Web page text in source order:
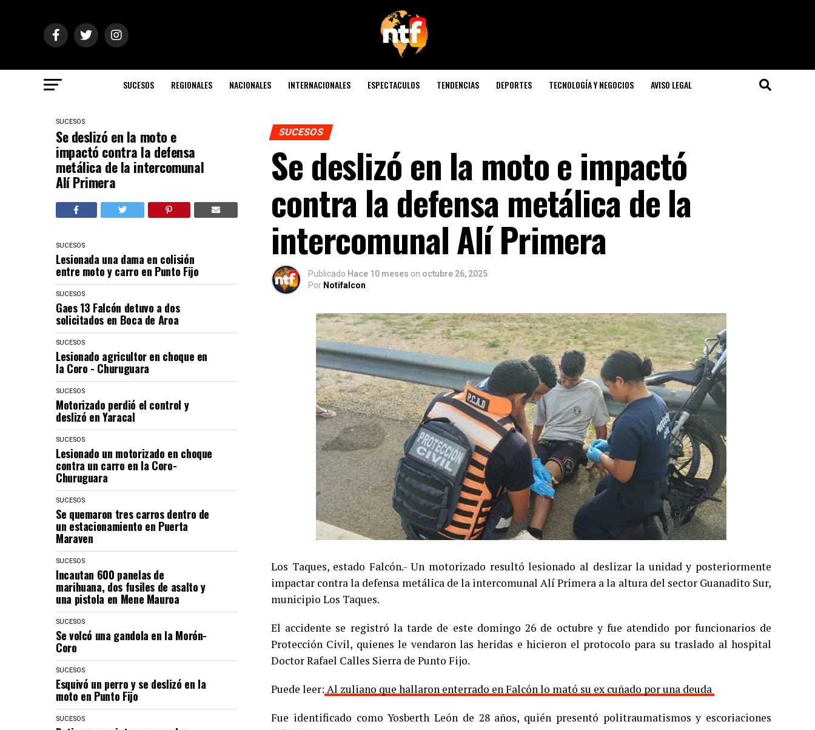
SUCESOS REGIONALES NACIONALES INTERNACIONALES ESPECTACULOS TENDENCIAS DEPORTES TECNOLOGÍA Y NEGOCIOS AVISO LEGAL
SUCESOS
Se deslizó en la moto e
impactó contra la defensa
metálica de la intercomunal
Alí Primera
SUCESOS
Lesionada una dama en colisión
entre moto y carro en Punto Fijo
SUCESOS
Gaes 13 Falcón detuvo a dos
solicitados en Boca de Aroa
SUCESOS
Lesionado agricultor en choque en
la Coro - Churuguara
SUCESOS
Motorizado perdió el control y
deslizó en Yaracal
SUCESOS
Lesionado un motorizado en choque
contra un carro en la Coro-
Churuguara
SUCESOS
Se quemaron tres carros dentro de
un estacionamiento en Puerta
Maraven
SUCESOS
Incautan 600 panelas de
marihuana, dos fusiles de asalto y
una pistola en Mene Mauroa
SUCESOS
Se volcó una gandola en la Morón-
Coro
SUCESOS
Esquivó un perro y se deslizó en la
moto en Punto Fijo
SUCESOS
SUCESOS
Se deslizó en la moto e impactó
contra la defensa metálica de la
intercomunal Alí Primera
Publicado Hace 10 meses on octubre 26, 2025
Por Notifalcon
Los Taques, estado Falcón.- Un motorizado resultó lesionado al deslizar la unidad y posteriormente
impactar contra la defensa metálica de la intercomunal Alí Primera a la altura del sector Guanadito Sur,
municipio Los Taques.
El accidente se registró la tarde de este domingo 26 de octubre y fue atendido por funcionarios de
Protección Civil, quienes le vendaron las heridas e hicieron el protocolo para su traslado al hospital
Doctor Rafael Calles Sierra de Punto Fijo.
Puede leer: Al zuliano que hallaron enterrado en Falcón lo mató su ex cuñado por una deuda
Fue identificado como Yosberth León de 28 años, quién presentó politraumatismos y escoriaciones